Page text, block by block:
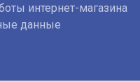
интернет-магазина
данные